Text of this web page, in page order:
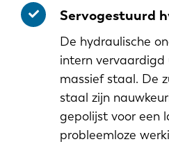
Servogestuurd
De hydraulische
intern
massief staal. De
staal zijn
gepolijst voor een
probleemloze